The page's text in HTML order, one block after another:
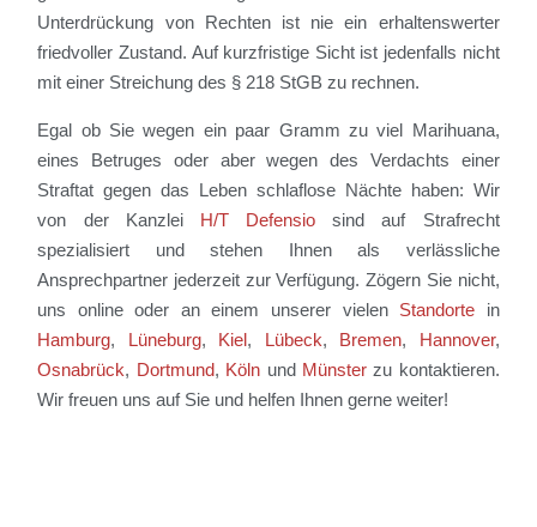
Unterdrückung von Rechten ist nie ein erhaltenswerter
friedvoller Zustand. Auf kurzfristige Sicht ist jedenfalls nicht
mit einer Streichung des § 218 StGB zu rechnen.
Egal ob Sie wegen ein paar Gramm zu viel Marihuana,
eines Betruges oder aber wegen des Verdachts einer
Straftat gegen das Leben schlaflose Nächte haben: Wir
von der Kanzlei H/T Defensio sind auf Strafrecht
spezialisiert und stehen Ihnen als verlässliche
Ansprechpartner jederzeit zur Verfügung. Zögern Sie nicht,
uns online oder an einem unserer vielen Standorte in
Hamburg, Lüneburg, Kiel, Lübeck, Bremen, Hannover,
Osnabrück, Dortmund, Köln und Münsterzu kontaktieren.
Wir freuen uns auf Sie und helfen Ihnen gerne weiter!